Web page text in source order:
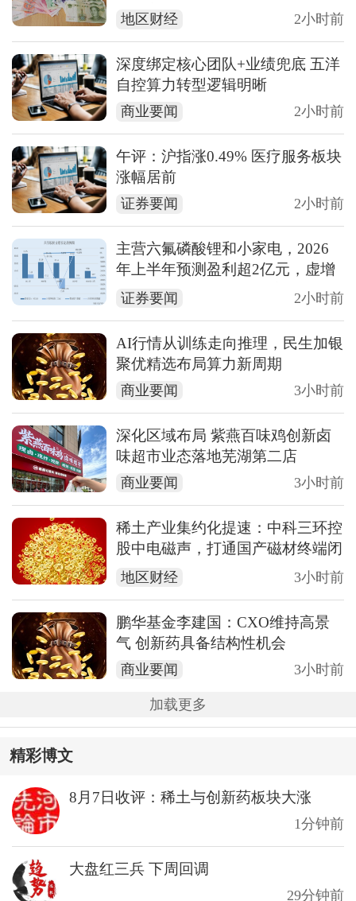
业绩高增
地区财经 2小时前
深度绑定核心团队+业绩兜底 五洋
自控算力转型逻辑明晰
商业要闻 2小时前
午评：沪指涨0.49% 医疗服务板块
涨幅居前
证券要闻 2小时前
主营六氟磷酸锂和小家电，2026
年上半年预测盈利超2亿元，虚增
收入被ST背后子公司未完成业绩
承诺
证券要闻 2小时前
AI行情从训练走向推理，民生加银
聚优精选布局算力新周期
商业要闻 3小时前
深化区域布局 紫燕百味鸡创新卤
味超市业态落地芜湖第二店
商业要闻 3小时前
稀土产业集约化提速：中科三环控
股中电磁声，打通国产磁材终端闭
环
地区财经 3小时前
鹏华基金李建国：CXO维持高景
气 创新药具备结构性机会
商业要闻 3小时前
加载更多
精彩博文
8月7日收评：稀土与创新药板块大涨
1分钟前
大盘红三兵 下周回调
29分钟前